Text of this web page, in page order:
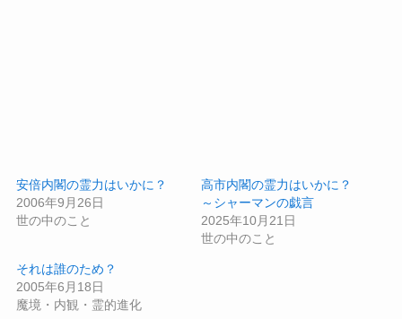
安倍内閣の霊力はいかに？
2006年9月26日
世の中のこと
高市内閣の霊力はいかに？
～シャーマンの戯言
2025年10月21日
世の中のこと
それは誰のため？
2005年6月18日
魔境・内観・霊的進化